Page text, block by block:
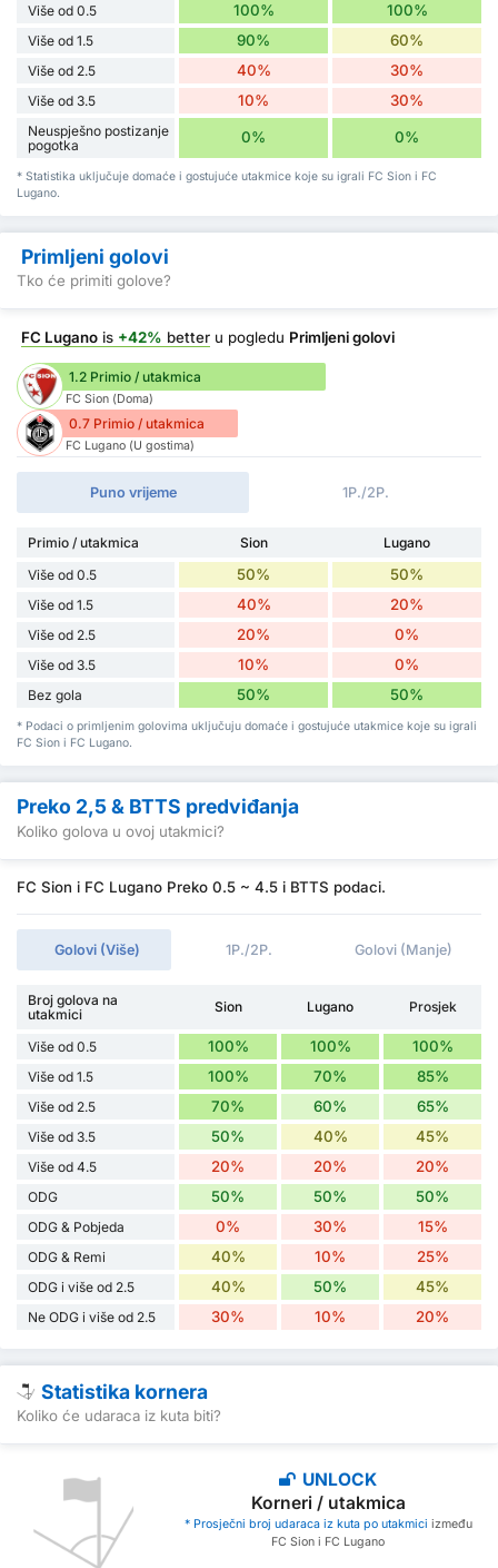
Više od 0.5 100% 100%
Više od 1.5 90% 60%
Više od 2.5 40% 30%
Više od 3.5 10% 30%
Neuspješno postizanje
pogotka
0% 0%
* Statistika uključuje domaće i gostujuće utakmice koje su igrali FC Sion i FC
Lugano.
Primljeni golovi
Tko će primiti golove?
FC Lugano is +42% better u pogledu Primljeni golovi
1.2 Primio / utakmica
FC Sion (Doma)
0.7 Primio / utakmica
FC Lugano (U gostima)
Puno vrijeme 1P./2P.
Primio / utakmica Sion
Lugano
Više od 0.5
50% 50%
Više od 1.5 40% 20%
Više od 2.5 20% 0%
Više od 3.5 10% 0%
Bez gola 50% 50%
* Podaci o primljenim golovima uključuju domaće i gostujuće utakmice koje su igrali
FC Sion i FC Lugano.
Preko 2,5 & BTTS predviđanja
Koliko golova u ovoj utakmici?
FC Sion i FC Lugano Preko 0.5 ~ 4.5 i BTTS podaci.
Golovi (Više) 1P./2P. Golovi (Manje)
Broj golova na
utakmici
Sion Lugano Prosjek
Više od 0.5 100% 100% 100%
Više od 1.5 100% 70% 85%
Više od 2.5 70% 60% 65%
Više od 3.5 50% 40% 45%
Više od 4.5 20% 20% 20%
ODG 50% 50% 50%
ODG & Pobjeda 0% 30% 15%
ODG & Remi 40% 10% 25%
ODG i više od 2.5 40% 50% 45%
Ne ODG i više od 2.5 30% 10% 20%
Statistika kornera
Koliko će udaraca iz kuta biti?
UNLOCK
Korneri / utakmica
* Prosječni broj udaraca iz kuta po utakmici između
FC Sion i FC Lugano